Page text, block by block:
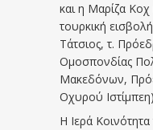
και η Μαρίζα
τουρκική
Τάτσιος, τ.
Ομοσπονδίας
Μακεδόνων,
Οχυρού Ιστίμπεη)
Η Ιερά